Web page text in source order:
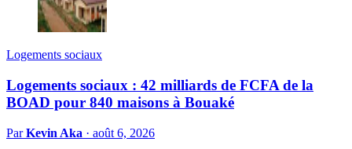
Logements sociaux
Logements sociaux : 42 milliards de FCFA de la
BOAD pour 840 maisons à Bouaké
ParKevin Aka · août 6, 2026